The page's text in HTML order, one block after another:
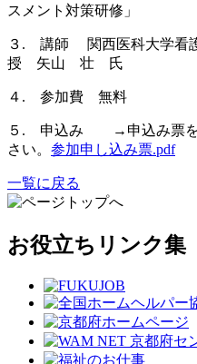
スメント対策研修」
３. 講師 関西医科大学看
授 矢山 壮 氏
４. 参加費 無料
５. 申込み →申込み票を
さい。 参加申し込み票.pdf
一覧に戻る
お役立ちリンク集